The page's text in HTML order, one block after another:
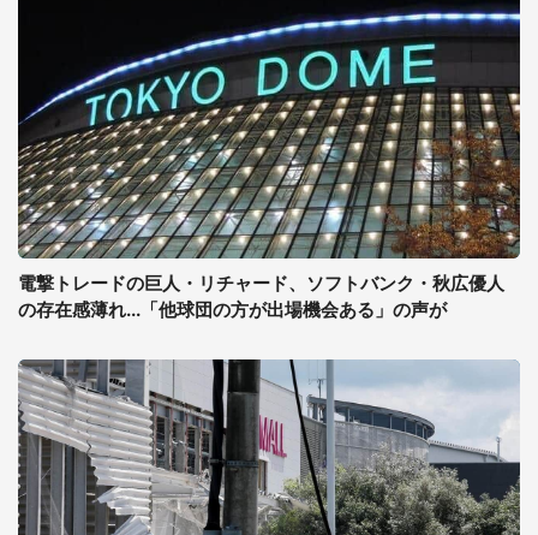
電撃トレードの巨人・リチャード、ソフトバンク・秋広優人
の存在感薄れ...「他球団の方が出場機会ある」の声が